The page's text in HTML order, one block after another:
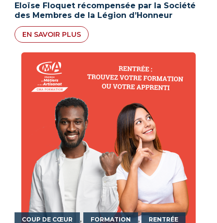
Eloïse Floquet récompensée par la Société
des Membres de la Légion d’Honneur
EN SAVOIR PLUS
COUP DE CŒUR , FORMATION , RENTRÉE